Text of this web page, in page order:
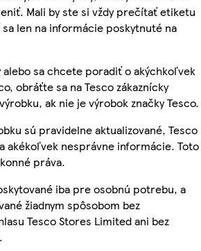
Mali by ste si vždy prečítať etiketu
len na informácie poskytnuté na
alebo sa chcete poradiť o akýchkoľvek
obráťte sa na Tesco zákaznícky
ak nie je výrobok značky Tesco.
sú pravidelne aktualizované, Tesco
akékoľvek nesprávne informácie. Toto
práva.
iba pre osobnú potrebu, a
žiadnym spôsobom bez
Tesco Stores Limited ani bez